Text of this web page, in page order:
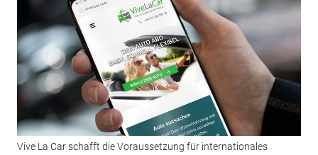
Vive La Car schafft die Voraussetzung für internationales